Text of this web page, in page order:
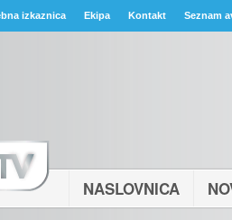
izkaznica Ekipa Kontakt Seznam
NASLOVNICA